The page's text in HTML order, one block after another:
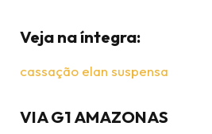
Veja na íntegra:
cassação elan suspensa
VIA G1 AMAZONAS